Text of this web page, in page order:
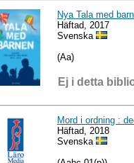
Nya Tala med
Häftad, 2017
Svenska
(Aa)
Ej i detta
Mord i ordning :
Häftad, 2018
Svenska